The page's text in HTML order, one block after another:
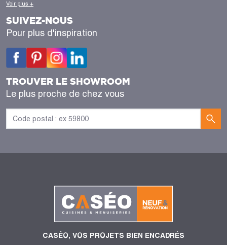
Voir plus +
SUIVEZ-NOUS
Pour plus d'inspiration
TROUVER LE SHOWROOM
Le plus proche de chez vous
CASÉO, VOS PROJETS BIEN ENCADRÉS